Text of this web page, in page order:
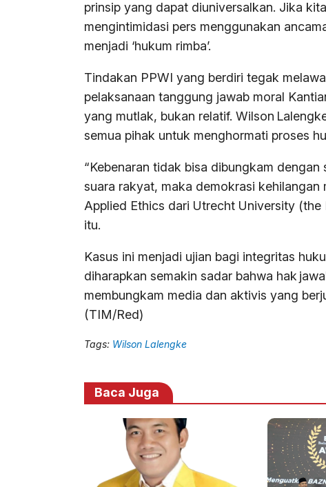
prinsip yang dapat diuniversalkan. Jika
mengintimidasi pers menggunakan
menjadi ‘hukum rimba’.
Tindakan PPWI yang berdiri tegak
pelaksanaan tanggung jawab moral
yang mutlak, bukan relatif. Wilson
semua pihak untuk menghormati proses
“Kebenaran tidak bisa dibungkam
suara rakyat, maka demokrasi kehilangan
Applied Ethics dari Utrecht University
itu.
Kasus ini menjadi ujian bagi integritas
diharapkan semakin sadar bahwa hak
membungkam media dan aktivis yang
(TIM/Red)
Tags: Wilson Lalengke
Baca Juga